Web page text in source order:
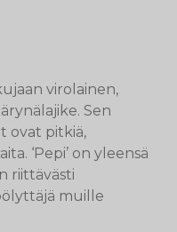
virolainen,
Sen
ovat pitkiä,
‘Pepi’ on yleensä
riittävästi
muille